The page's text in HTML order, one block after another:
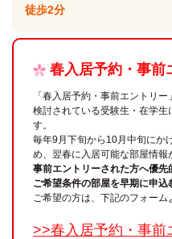
徒歩2分
春入居予約・事前
「春入居予約・事前エントリ
検討されている受験生・在学
す。
毎年9月下旬から10月中旬にか
め、翌春に入居可能な部屋情報
事前エントリーされた方へ優先
ご希望条件の部屋を早期に申込
ご希望の方は、下記のフォーム
>>春入居予約・事前